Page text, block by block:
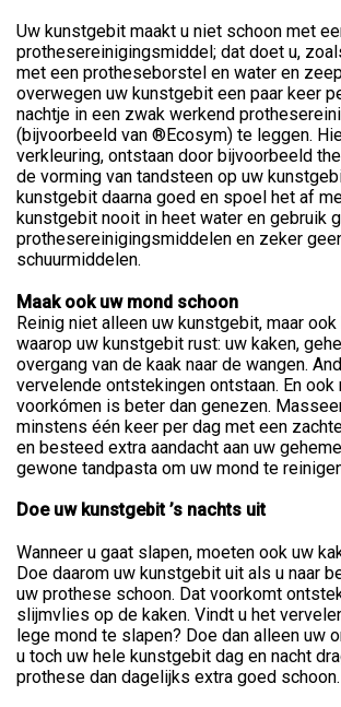
Uw kunstgebit maakt u niet schoon met
prothesereinigingsmiddel; dat doet u,
met een protheseborstel en water en
overwegen uw kunstgebit een paar keer
nachtje in een zwak werkend
(bijvoorbeeld van ®Ecosym) te leggen.
verkleuring, ontstaan door bijvoorbeeld
de vorming van tandsteen op uw
kunstgebit daarna goed en spoel het af
kunstgebit nooit in heet water en gebruik
prothesereinigingsmiddelen en zeker
schuurmiddelen.
Maak ook uw mond schoon
Reinig niet alleen uw kunstgebit, maar
waarop uw kunstgebit rust: uw kaken,
overgang van de kaak naar de wangen.
vervelende ontstekingen ontstaan. En ook
voorkómen is beter dan genezen.
minstens één keer per dag met een
en besteed extra aandacht aan uw
gewone tandpasta om uw mond te
Doe uw kunstgebit ’s nachts uit
Wanneer u gaat slapen, moeten ook uw
Doe daarom uw kunstgebit uit als u naar
uw prothese schoon. Dat voorkomt
slijmvlies op de kaken. Vindt u het
lege mond te slapen? Doe dan alleen uw
u toch uw hele kunstgebit dag en nacht
prothese dan dagelijks extra goed schoon.